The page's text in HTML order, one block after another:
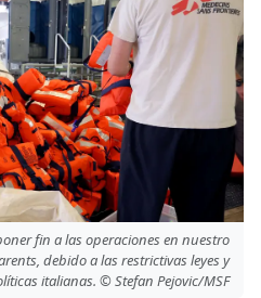
fin a las operaciones en nuestro
debido a las restrictivas leyes y
italianas. © Stefan Pejovic/MSF